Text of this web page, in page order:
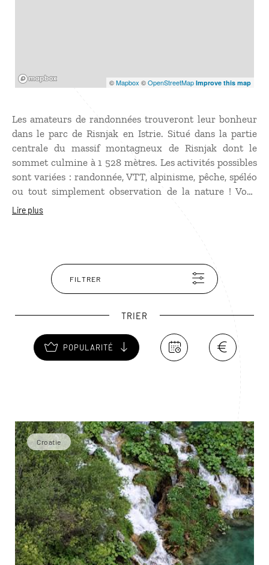
©Mapbox ©OpenStreetMap Improve this map
Les amateurs de randonnées trouveront leur bonheur
dans le parc de Risnjak en Istrie. Situé dans la partie
centrale du massif montagneux de Risnjak dont le
sommet culmine à 1 528 mètres. Les activités possibles
sont variées : randonnée, VTT, alpinisme, pêche, spéléo
ou tout simplement observation de la nature ! Vous
pourrez également découvrir la source de la rivière
Lire plus
FILTRER
TRIER
POPULARITÉ
Croatie